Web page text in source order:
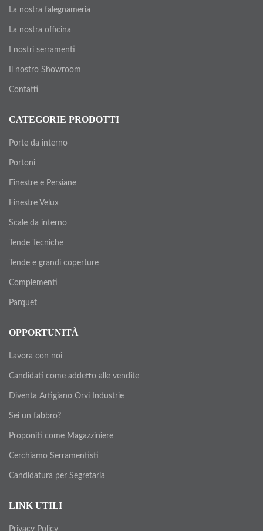
La nostra falegnameria
La nostra officina
I nostri serramenti
Il nostro Showroom
Contatti
CATEGORIE PRODOTTI
Porte da interno
Portoni
Finestre e Persiane
Finestre Velux
Scale da interno
Tende Tecniche
Tende e grandi coperture
Complementi
Parquet
OPPORTUNITÀ
Lavora con noi
Candidati come addetto alle vendite
Diventa Artigiano Orvi Industrie
Sei un fabbro?
Proponiti come Magazziniere
Cerchiamo Serramentisti
Candidatura per Segretaria
LINK UTILI